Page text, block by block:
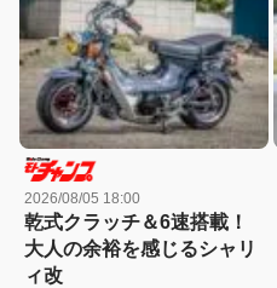
いスーパーDioカスタム
2026/08/05 18:00
乾式クラッチ＆6速搭載！
大人の余裕を感じるシャリ
ィ改